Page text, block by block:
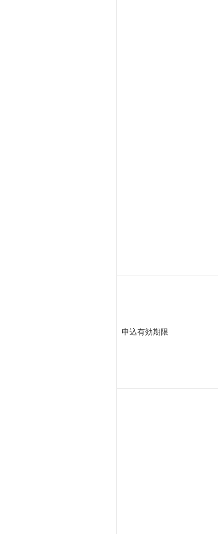
申込有効期限